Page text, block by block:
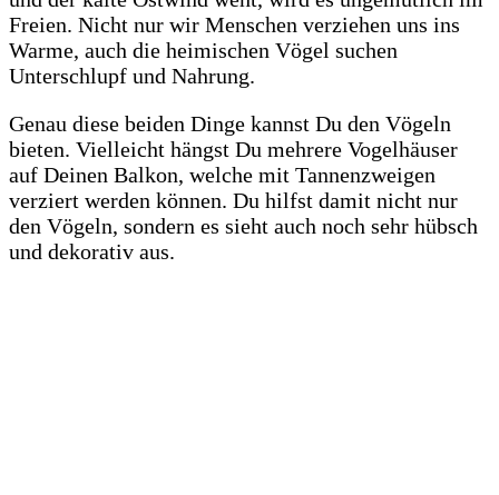
Freien. Nicht nur wir Menschen verziehen uns ins
Warme, auch die heimischen Vögel suchen
Unterschlupf und Nahrung.
Genau diese beiden Dinge kannst Du den Vögeln
bieten. Vielleicht hängst Du mehrere Vogelhäuser
auf Deinen Balkon, welche mit Tannenzweigen
verziert werden können. Du hilfst damit nicht nur
den Vögeln, sondern es sieht auch noch sehr hübsch
und dekorativ aus.